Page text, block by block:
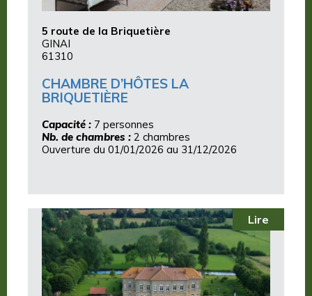
5 route de la Briquetière
GINAI
61310
CHAMBRE D’HÔTES LA
BRIQUETIÈRE
Capacité : 7 personnes
Nb. de chambres : 2 chambres
Ouverture du 01/01/2026 au 31/12/2026
Lire